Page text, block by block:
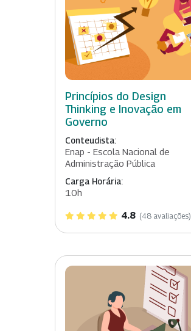
Princípios do Design
Thinking e Inovação em
Governo
Conteudista:
Enap - Escola Nacional de
Administração Pública
Carga Horária:
10h
4.8 (48 avaliações)